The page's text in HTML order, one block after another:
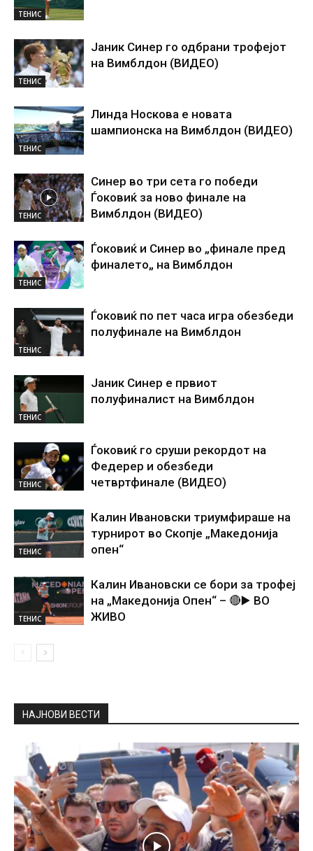
ТЕНИС
ТЕНИС
Јаник Синер го одбрани трофејот
на Вимблдон (ВИДЕО)
ТЕНИС
Линда Носкова е новата
шампионска на Вимблдон (ВИДЕО)
ТЕНИС
Синер во три сета го победи
Ѓоковиќ за ново финале на
Вимблдон (ВИДЕО)
ТЕНИС
Ѓоковиќ и Синер во „финале пред
финалето„ на Вимблдон
ТЕНИС
Ѓоковиќ по пет часа игра обезбеди
полуфинале на Вимблдон
ТЕНИС
Јаник Синер е првиот
полуфиналист на Вимблдон
ТЕНИС
Ѓоковиќ го сруши рекордот на
Федерер и обезбеди
четвртфинале (ВИДЕО)
ТЕНИС
Калин Ивановски триумфираше на
турнирот во Скопје „Македонија
опен“
ТЕНИС
Калин Ивановски се бори за трофеј
на „Македонија Опен“ – 🔴▶️ ВО
ЖИВО
НАЈНОВИ ВЕСТИ